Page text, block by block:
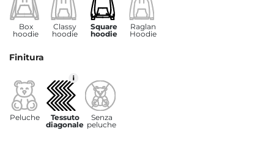
Box
hoodie
Classy
hoodie
Square
hoodie
Raglan
Hoodie
Finitura
Peluche
Tessuto
diagonale
Senza
peluche